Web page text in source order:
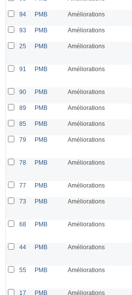
94 PMB Améliorations
93 PMB Améliorations
25 PMB Améliorations
91 PMB Améliorations
90 PMB Améliorations
89 PMB Améliorations
85 PMB Améliorations
79 PMB Améliorations
78 PMB Améliorations
77 PMB Améliorations
73 PMB Améliorations
68 PMB Améliorations
44 PMB Améliorations
55 PMB Améliorations
17 PMB Améliorations